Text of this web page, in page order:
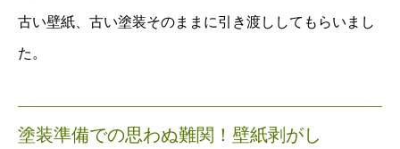
古い壁紙、古い塗装そのままに引き渡ししてもらいまし
た。
塗装準備での思わぬ難関！壁紙剥がし